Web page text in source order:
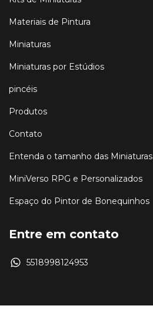
Materiais de Pintura
Miniaturas
Miniaturas por Estúdios
pincéis
Produtos
Contato
Entenda o tamanho das Miniaturas
MiniVerso RPG e Personalizados
Espaço do Pintor de Bonequinhos
Entre em contato
5518998124953